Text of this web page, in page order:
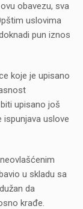
obavezu, sva
uslovima
pun iznos
koje je upisano
upisano još
ispunjava uslove
u skladu sa
da
krađe.